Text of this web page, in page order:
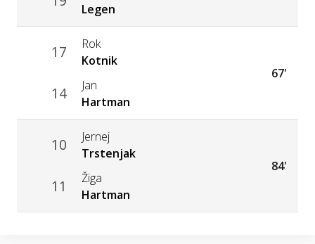
Legen
17
Rok
Kotnik
14
Jan
Hartman
67'
10
Jernej
Trstenjak
11
Žiga
Hartman
84'